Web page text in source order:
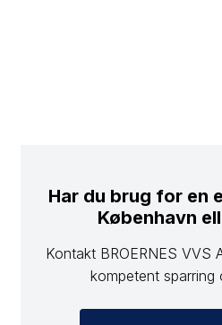
Har du brug for en
København
Kontakt BROERNES VVS
kompetent sparring